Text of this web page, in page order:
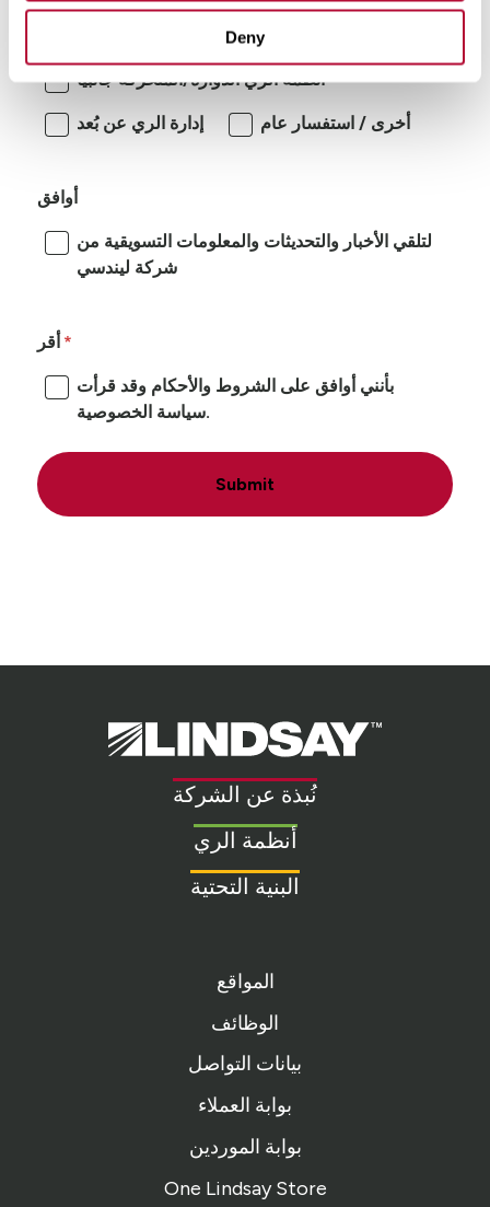
Deny
أنظمة الري الدوارة/المتحركة جانبياً
إدارة الري عن بُعد أخرى / استفسار عام
أوافق
لتلقي الأخبار والتحديثات والمعلومات التسويقية من
شركة ليندسي
أقر
بأنني أوافق على الشروط والأحكام وقد قرأت
سياسة الخصوصية.
Submit
Lindsay.
Link
homepage
نُبذة عن الشركة
أنظمة الري
البنية التحتية
المواقع
الوظائف
بيانات التواصل
بوابة العملاء
بوابة الموردين
One Lindsay Store